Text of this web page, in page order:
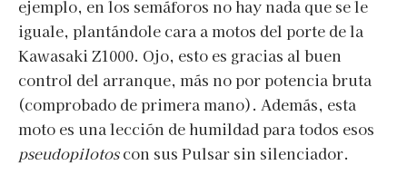
ejemplo, en los semáforos no hay nada que se le
iguale, plantándole cara a motos del porte de la
Kawasaki Z1000. Ojo, esto es gracias al buen
control del arranque, más no por potencia bruta
(comprobado de primera mano). Además, esta
moto es una lección de humildad para todos esos
pseudopilotoscon sus Pulsar sin silenciador.